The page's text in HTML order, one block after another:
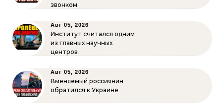
звонком
Авг 05, 2026
Институт считался одним
из главных научных
центров
Авг 05, 2026
Вменяемый россиянин
обратился к Украине